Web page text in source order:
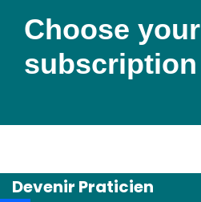
Choose your
subscription
Devenir Praticien